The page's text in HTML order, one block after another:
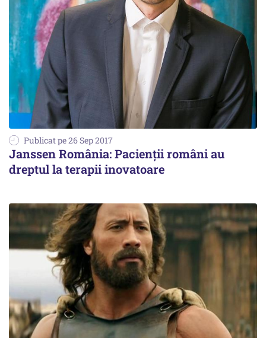
Publicat pe 26 Sep 2017
Janssen România: Pacienții români au
dreptul la terapii inovatoare